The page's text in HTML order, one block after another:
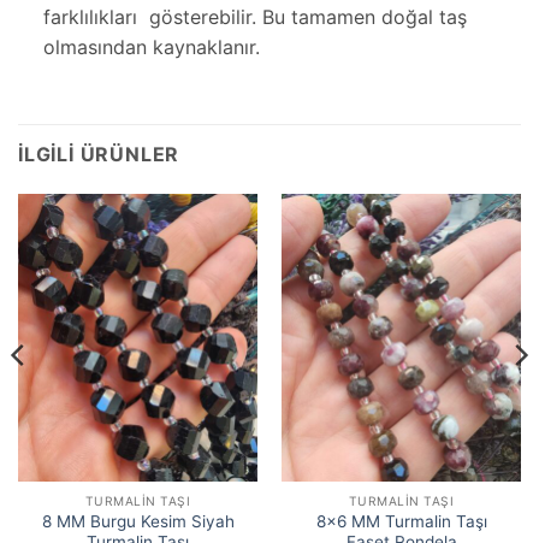
farklılıkları gösterebilir. Bu tamamen doğal taş
olmasından kaynaklanır.
İLGILI ÜRÜNLER
TURMALIN TAŞI
8 MM Burgu Kesim Siyah
TURMALIN TAŞI
8×6 MM Turmalin Taşı